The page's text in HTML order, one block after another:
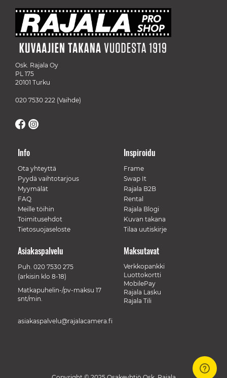
Osk. Rajala Oy
PL 175
20101 Turku
020 7530 222 (Vaihde)
Info
Ota yhteyttä
Pyydä vaihtotarjous
Myymälät
FAQ
Meille töihin
Toimitusehdot
Tietosuojaseloste
Inspiroidu
Frame
Swap It
Rajala B2B
Rental
Rajala Blogi
Kuvan takana
Tilaa uutiskirje
Maksutavat
Verkkopankki
Luottokortti
MobilePay
Rajala Lasku
Rajala Tili
Asiakaspalvelu
Puh. 020 7530 275
(arkisin klo 8-18)
Matkapuhelin-/pv-maksu 17
snt/min.
asiakaspalvelu@rajalacamera.fi